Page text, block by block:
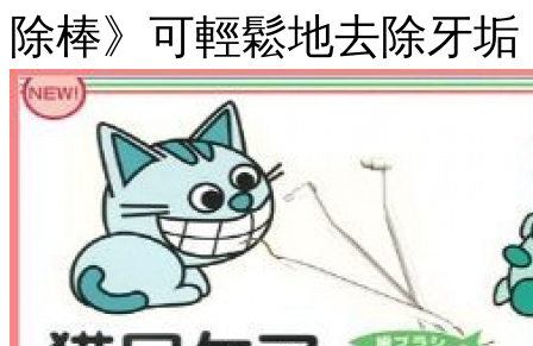
除棒》可輕鬆地去除牙垢